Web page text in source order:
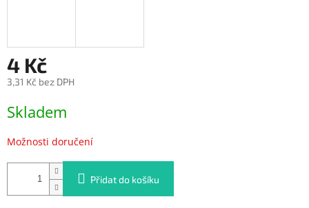
4 Kč
3,31 Kč bez DPH
cena:
Skladem
Možnosti doručení
Přidat do košíku